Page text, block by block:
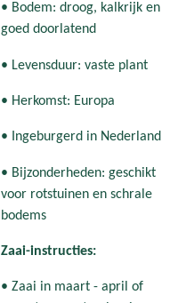
• Bodem: droog, kalkrijk en
goed doorlatend
• Levensduur: vaste plant
• Herkomst: Europa
• Ingeburgerd in Nederland
• Bijzonderheden: geschikt
voor rotstuinen en schrale
bodems
Zaai-instructies:
• Zaai in maart - april of